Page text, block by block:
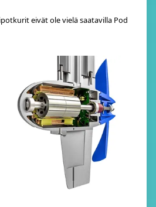
eivät ole vielä saatavilla Pod